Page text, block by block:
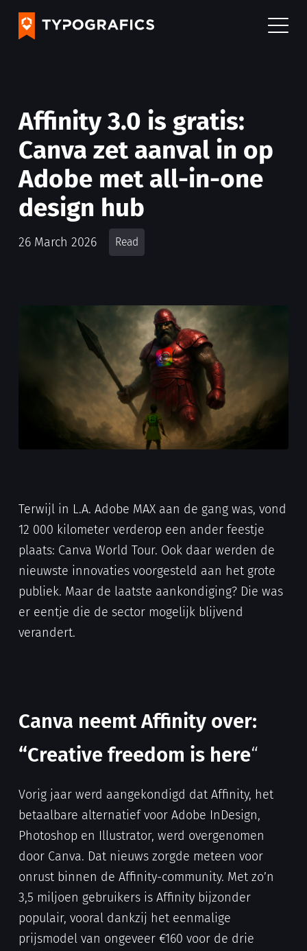
Affinity 3.0 is gratis:
Canva zet aanval in op
Adobe met all-in-one
design hub
26 March 2026 Read
Terwijl in L.A. Adobe MAX aan de gang was, vond
12 000 kilometer verderop een ander feestje
plaats: Canva World Tour. Ook daar werden de
nieuwste innovaties voorgesteld aan het grote
publiek. Maar de laatste aankondiging? Die was
er eentje die de sector mogelijk blijvend
verandert.
Canva neemt Affinity over:
“Creative freedom is here“
Vorig jaar werd aangekondigd dat Affinity, het
betaalbare alternatief voor Adobe InDesign,
Photoshop en Illustrator, werd overgenomen
door Canva. Dat nieuws zorgde meteen voor
onrust binnen de Affinity-community. Met zo’n
3,5 miljoen gebruikers is Affinity bijzonder
populair, vooral dankzij het eenmalige
prijsmodel van ongeveer €160 voor de drie